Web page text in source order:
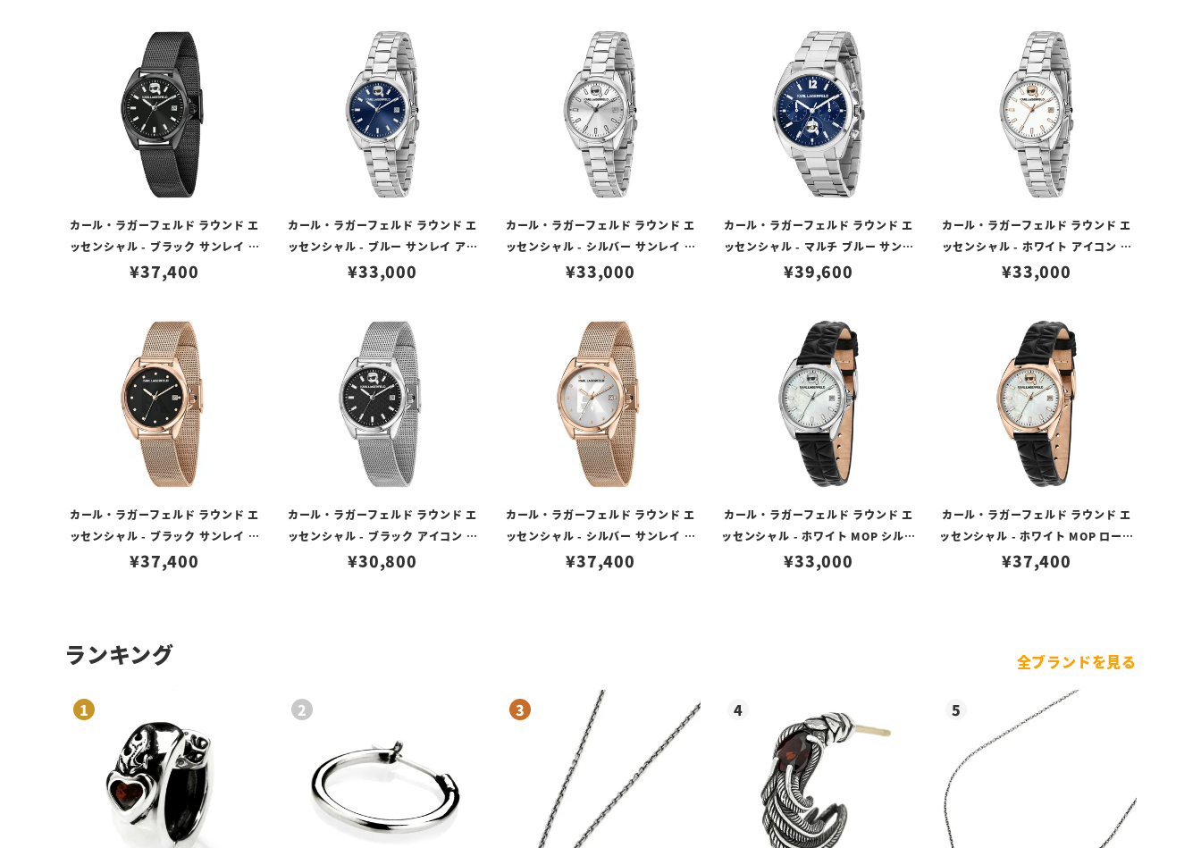
カール・ラガーフェルド ラウンド エ
ッセンシャル - ブラック サンレイ ア
イコン ダイヤル ブラック メッシュ
¥37,400
カール・ラガーフェルド ラウンド エ
ッセンシャル - ブルー サンレイ アイ
コン ダイヤル シルバー
¥33,000
カール・ラガーフェルド ラウンド エ
ッセンシャル - シルバー サンレイ ア
イコン ダイヤル シルバー
¥33,000
カール・ラガーフェルド ラウンド エ
ッセンシャル - マルチ ブルー サンレ
イ アイコン ダイヤル シルバー
¥39,600
カール・ラガーフェルド ラウンド エ
ッセンシャル - ホワイト アイコン ダ
イヤル シルバー
¥33,000
カール・ラガーフェルド ラウンド エ
ッセンシャル - ブラック サンレイ シ
グネチャー ダイヤル ローズゴールド
¥37,400
カール・ラガーフェルド ラウンド エ
ッセンシャル - ブラック アイコン ダ
イヤル シルバー メッシュ
¥30,800
カール・ラガーフェルド ラウンド エ
ッセンシャル - シルバー サンレイ シ
グネチャー ダイヤル ローズゴールド
¥37,400
カール・ラガーフェルド ラウンド エ
ッセンシャル - ホワイト MOP シルバ
ー アイコン ダイヤル ブラック レザー
¥33,000
カール・ラガーフェルド ラウンド エ
ッセンシャル - ホワイト MOP ローズ
ゴールド アイコン ダイヤル ブラック
¥37,400
ランキング 全ブランドを見る